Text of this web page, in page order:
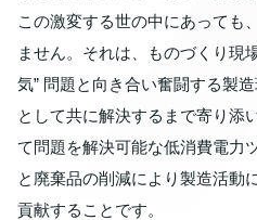
この激変する世の中にあっても
ません。それは、ものづくり現
気” 問題と向き合い奮闘する製
として共に解決するまで寄り添
て問題を解決可能な低消費電力
と廃棄品の削減により製造活動
貢献することです。